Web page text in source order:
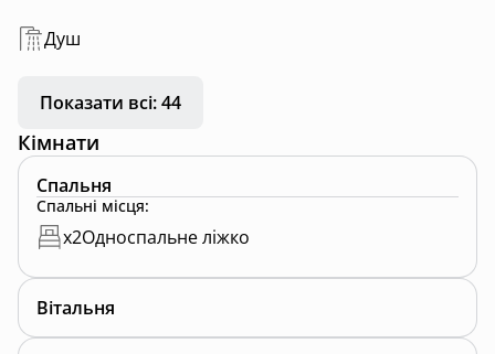
Душ
Показати всі: 44
Кімнати
Спальня
Спальні місця:
x2Односпальне ліжко
Вітальня